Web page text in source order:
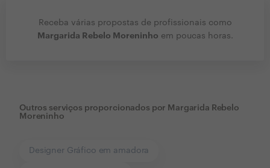
Receba várias propostas de profissionais como
Margarida Rebelo Moreninho em poucas horas.
Outros serviços proporcionados por Margarida Rebelo
Moreninho
Designer Gráfico em amadora